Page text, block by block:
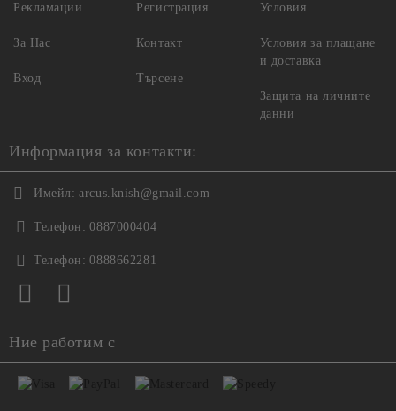
Рекламации
За Нас
Вход
Регистрация
Контакт
Търсене
Условия
Условия за плащане
и доставка
Защита на личните
данни
Информация за контакти:
Имейл: arcus.knish@gmail.com
Телефон: 0887000404
Телефон: 0888662281
Ние работим с